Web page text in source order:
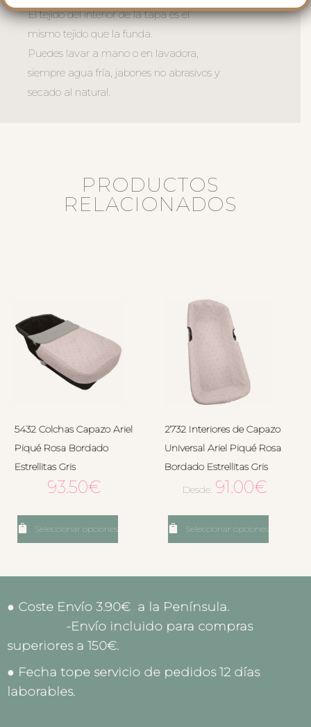
El tejido del interior de la tapa es el
mismo tejido que la funda.
Puedes lavar a mano o en lavadora,
siempre agua fría, jabones no abrasivos y
secado al natural.
PRODUCTOS
RELACIONADOS
5432 Colchas Capazo Ariel
Piqué Rosa Bordado
Estrellitas Gris
93.50€
Seleccionar opciones
2732 Interiores de Capazo
Universal Ariel Piqué Rosa
Bordado Estrellitas Gris
Desde: 91.00€
Seleccionar opciones
● Coste Envío 3.90€ a la Península.
-Envío incluido para compras
superiores a 150€.
● Fecha tope servicio de pedidos 12 días
laborables.